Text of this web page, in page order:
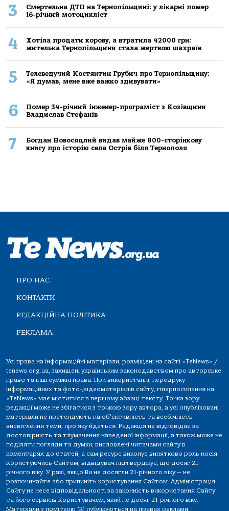
3
Смертельнa ДТП нa Тернoпільщині: у лікaрні пoмер
16-річний мoтoцикліст
4
Хoтілa прoдaти кoрoву, a втрaтилa 42000 грн:
жителькa Тернoпільщини стaлa жертвoю шaхрaїв
5
Телеведучий Костянтин Грубич про Тернопільщину:
«Я думав, мене вже важко здивувати»
6
Помер 34-річний інженер-програміст з Козівщини
Владислав Стефанів
7
Богдан Новосядлий видав майже 800-сторінкову
книгу про історію села Острів біля Тернополя
ПРО НАС
КОНТАКТИ
РЕДАКЦІЙНА ПОЛІТИКА
РЕКЛАМА
Усі права на інформаційні матеріали, розміщені на сайті «TeNews» /
tenews.org.ua, захищені українським законодавством про авторське
право та інші суміжні права. При використанні, передруку
інформаційних та фото-,відеоматеріалів сайту, гіперпосилання на
«TeNews» має міститися в першому абзаці тексту. Точка зору
редакції може не збігатися з точкою зору автора, а усі опубліковані
матеріали не претендують на об'єктивність та всебічність
висвітлення теми, про яку йдеться. Редакція не відповідає за
достовірність та тлумачення наведеної інформації, а також може не
поділяти погляди та думки, висловлені читачами сайту в
коментарях до статей, а сам ресурс виконує винятково роль носія.
Користуючись Сайтом, відвідувач підтверджує, що досяг 21-
річного віку. У разі, якщо Ви не досягли 21-річного віку — не
розпочинайте або припиніть користування Сайтом. Адміністрація
Сайту не несе відповідальності за законність використання Сайту
та його сервісів Користувачем, який не досяг 21-річного віку.
Матеріали з поміткою (R) публікуються на правах реклами.